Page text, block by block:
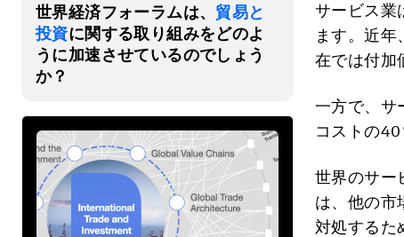
世界経済フォーラムは、 貿易と
投資に関する取り組みをどのよ
うに加速させているのでしょう
か？
サービス業
ます。近
在では付加
一方で、サ
コストの40
世界のサー
は、他の市
対処するた